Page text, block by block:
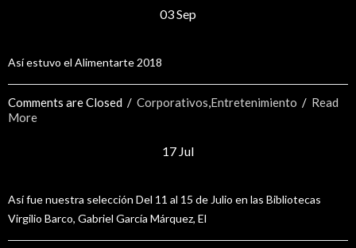
03 Sep
Así estuvo el Alimentarte 2018
Comments are Closed
  /
Corporativos,Entretenimiento
  /
Read
More
17 Jul
Así fue nuestra selección Del 11 al 15 de Julio en las Bibliotecas
Virgilio Barco, Gabriel García Márquez, El